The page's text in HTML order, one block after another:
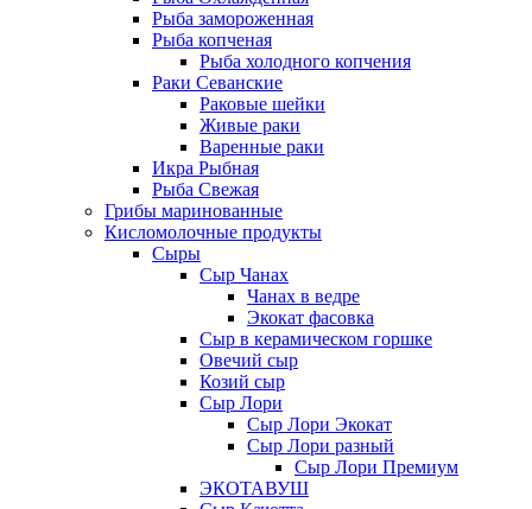
Рыба замороженная
Рыба копченая
Рыба холодного копчения
Раки Севанские
Раковые шейки
Живые раки
Варенные раки
Икра Рыбная
Рыба Свежая
Грибы маринованные
Кисломолочные продукты
Сыры
Сыр Чанах
Чанах в ведре
Экокат фасовка
Сыр в керамическом горшке
Овечий сыр
Козий сыр
Сыр Лори
Сыр Лори Экокат
Сыр Лори разный
Сыр Лори Премиум
ЭКОТАВУШ